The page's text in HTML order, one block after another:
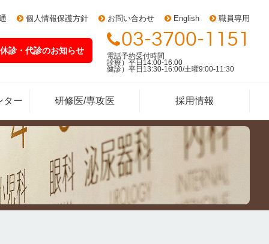
個人情報保護方針 お問い合わせ English 職員専用
休診・代診のお知らせ 03-3700-1151
電話予約受付時間
診療）平日14:00-16:00
健診）平日13:30-16:00/土曜9:00-11:30
ター 研修医/専攻医 採用情報